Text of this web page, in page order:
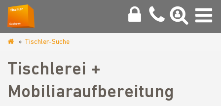
sachsen.de
Tischler-Suche
Tischlerei +
Mobiliaraufbereitung